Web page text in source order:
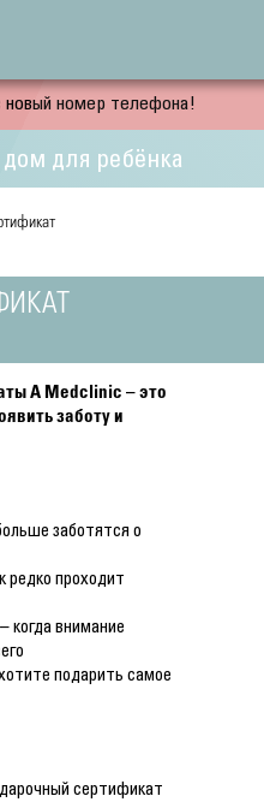
новый номер телефона!
для ребёнка
A Medclinic – это
заботу и
заботятся о
редко проходит
когда внимание
подарить самое
сертификат